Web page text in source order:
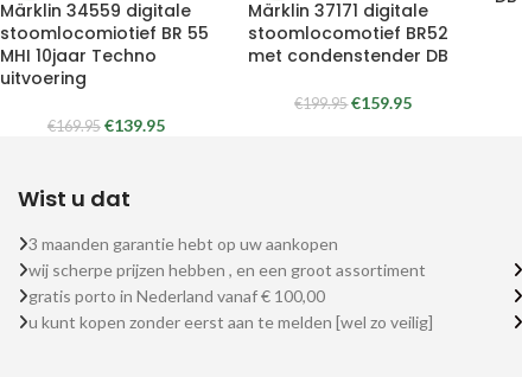
Märklin 34559 digitale
stoomlocomiotief BR 55
MHI 10jaar Techno
uitvoering
€169.95 €139.95
Märklin 37171 digitale
stoomlocomotief BR52
met condenstender DB
€199.95 €159.95
Wist u dat
3 maanden garantie hebt op uw aankopen
wij scherpe prijzen hebben , en een groot assortiment
gratis porto in Nederland vanaf € 100,00
u kunt kopen zonder eerst aan te melden [wel zo veilig]